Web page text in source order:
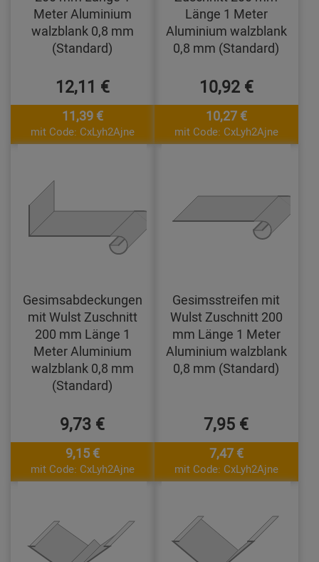
Meter Aluminium
walzblank 0,8 mm
(Standard)
12,11 €
11,39 €
mit Code: CxLyh2Ajne
Länge 1 Meter
Aluminium walzblank
0,8 mm (Standard)
10,92 €
10,27 €
mit Code: CxLyh2Ajne
Gesimsabdeckungen
mit Wulst Zuschnitt
200 mm Länge 1
Meter Aluminium
walzblank 0,8 mm
(Standard)
9,73 €
9,15 €
mit Code: CxLyh2Ajne
Gesimsstreifen mit
Wulst Zuschnitt 200
mm Länge 1 Meter
Aluminium walzblank
0,8 mm (Standard)
7,95 €
7,47 €
mit Code: CxLyh2Ajne